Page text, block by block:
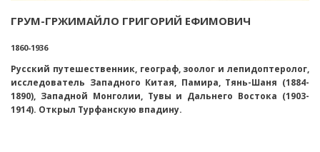
ГРУМ-ГРЖИМАЙЛО ГРИГОРИЙ ЕФИМОВИЧ
1860-1936
Русский путешественник, географ, зоолог и лепидоптеролог,
исследователь Западного Китая, Памира, Тянь-Шаня (1884-
1890), Западной Монголии, Тувы и Дальнего Востока (1903-
1914). Открыл Турфанскую впадину.